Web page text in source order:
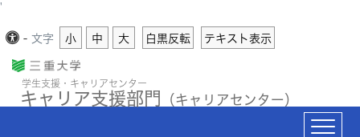
'
- 文字 小 中 大 白黒反転 テキスト表示
学生支援・キャリアセンター
キャリア支援部門 （キャリアセンター）